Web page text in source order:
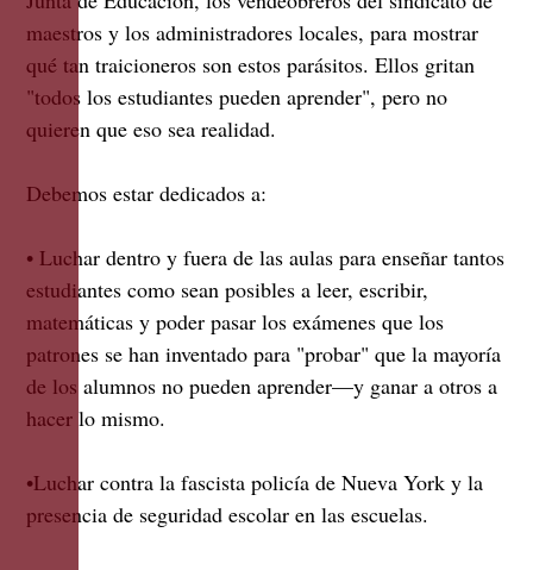
maestros y los administradores locales, para mostrar
qué tan traicioneros son estos parásitos. Ellos gritan
"todos los estudiantes pueden aprender", pero no
quieren que eso sea realidad.
Debemos estar dedicados a:
• Luchar dentro y fuera de las aulas para enseñar tantos
estudiantes como sean posibles a leer, escribir,
matemáticas y poder pasar los exámenes que los
patrones se han inventado para "probar" que la mayoría
de los alumnos no pueden aprender—y ganar a otros a
hacer lo mismo.
•Luchar contra la fascista policía de Nueva York y la
presencia de seguridad escolar en las escuelas.